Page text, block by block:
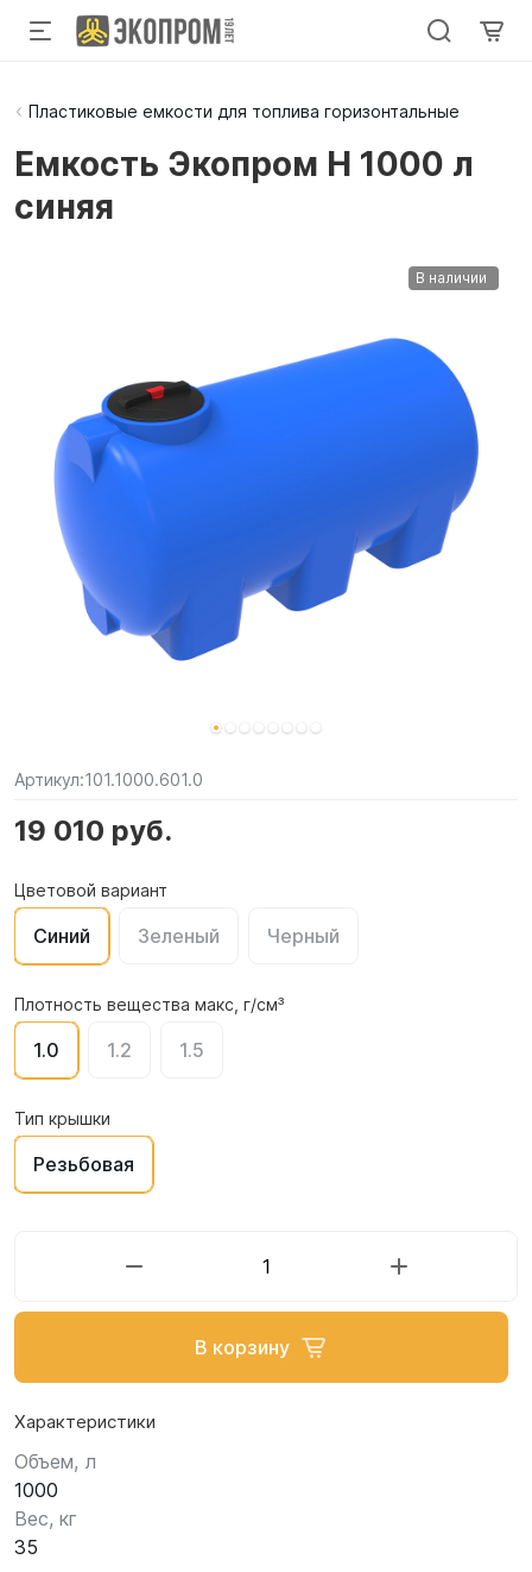
Пластиковые емкости для топлива горизонтальные
Емкость Экопром H 1000 л
синяя
В наличии
Артикул:101.1000.601.0
19 010 руб.
Цветовой вариант
Синий Зеленый Черный
Плотность вещества макс, г/см³
1.0 1.2 1.5
Тип крышки
Резьбовая
В корзину
Характеристики
Объем, л
1000
Вес, кг
35